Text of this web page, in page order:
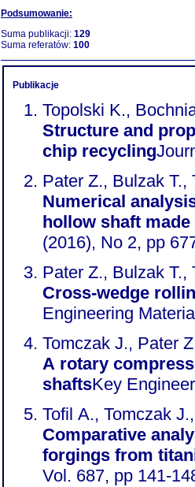
Podsumowanie:
Suma publikacji: 129
Suma referatów: 100
Publikacje
Topolski K.,
Structure and
chip recycling
Pater Z., Bulzak T.,
Numerical
hollow shaft
(2016), No 2, pp
Pater Z., Bulzak T.,
Cross-wedge
Engineering
Tomczak J., Pater
A rotary
shaftsKey
Tofil A., Tomczak
Comparative
forgings from
Vol. 687, pp 141-